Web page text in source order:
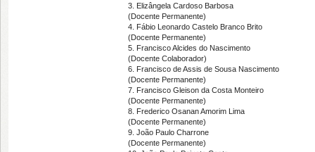
3. Elizângela Cardoso Barbosa
(Docente Permanente)
4. Fábio Leonardo Castelo Branco Brito
(Docente Permanente)
5. Francisco Alcides do Nascimento
(Docente Colaborador)
6. Francisco de Assis de Sousa Nascimento
(Docente Permanente)
7. Francisco Gleison da Costa Monteiro
(Docente Permanente)
8. Frederico Osanan Amorim Lima
(Docente Permanente)
9. João Paulo Charrone
(Docente Permanente)